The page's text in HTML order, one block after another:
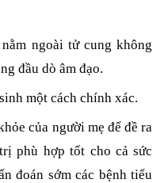
ngoài tử cung không
đầu dò âm đạo.
một cách chính xác.
của người mẹ để đề ra
phù hợp tốt cho cả sức
đoán sớm các bệnh tiểu